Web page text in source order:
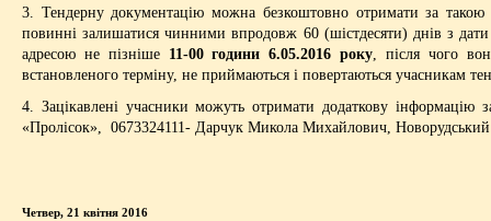
3. Тендерну документацію можна безкоштовно отримати за
повинні залишатися чинними впродовж 60 (шістдесяти) днів з
адресою не пізніше 11-00 години 6.05.2016 року, після чого
встановленого терміну, не приймаються і повертаються учасникам
4. Зацікавлені учасники можуть отримати додаткову
«Пролісок», 0673324111- Дарчук Микола Михайлович, Новорудський
Четвер, 21 квітня 2016